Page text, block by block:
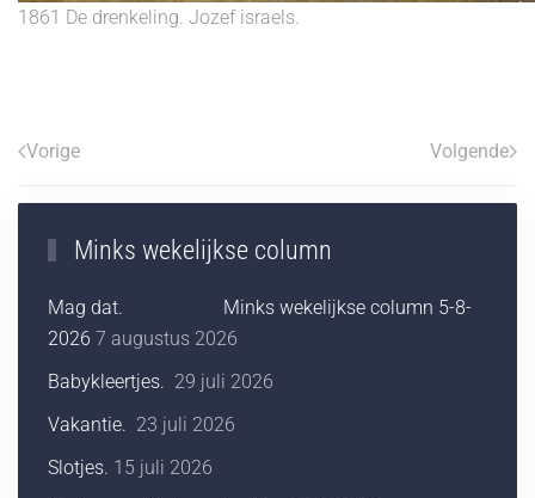
1861 De drenkeling. Jozef israels.
Vorige Volgende
Minks wekelijkse column
Mag dat. Minks wekelijkse column 5-8-
2026 7 augustus 2026
Babykleertjes. 29 juli 2026
Vakantie. 23 juli 2026
Slotjes. 15 juli 2026